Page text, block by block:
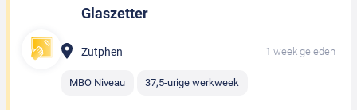
Glaszetter
Zutphen 1 week geleden
MBO Niveau 37,5-urige werkweek